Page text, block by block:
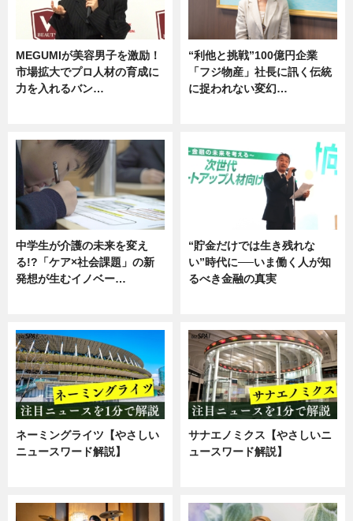
MEGUMIが美容男子を激励！
市場拡大でプロ人材の育成に
力を入れるバン…
“利他と挑戦”100億円企業
「フジ物産」社長に訊く伝統
に捉われない変幻…
中学生が介護の未来を変え
る!?「ケア×社会課題」の新
発想が生むイノベー…
“貯金だけでは生き残れな
い”時代に──いま働く人が知
るべき金融の真実
ネーミングライツ【やさしい
ニュースワード解説】
サナエノミクス【やさしいニ
ュースワード解説】